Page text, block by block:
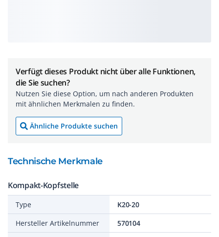
Verfügt dieses Produkt nicht über alle Funktionen,
die Sie suchen?
Nutzen Sie diese Option, um nach anderen Produkten
mit ähnlichen Merkmalen zu finden.
Ähnliche Produkte suchen
Technische Merkmale
Kompakt-Kopfstelle
Type
K20-20
Hersteller Artikelnummer
570104